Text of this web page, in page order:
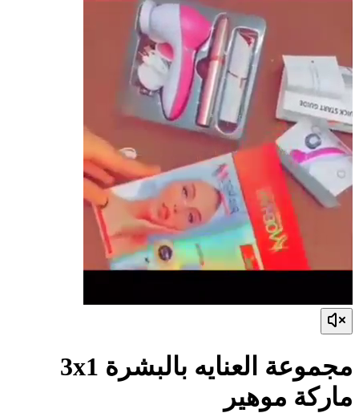
مجموعة العنايه بالبشرة 3x1
ماركة موهير